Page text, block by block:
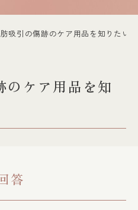
吸引の傷跡のケア用品を知りたい
のケア用品を知
答